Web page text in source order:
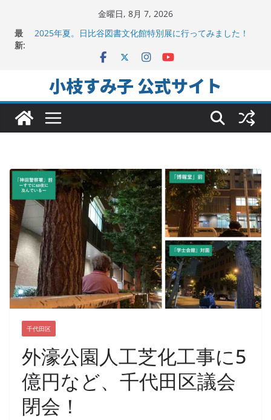
金曜日, 8月 7, 2026
最
新:
地方議会の「会派」って、なんだろう？！
2025年夏。日比谷図書文化館特別展に行ってみました！
ちよだの声ニュース No,9発信しました！
千代田区社会福祉協議会アキバ分室「食と居場所の学習
会」に参加
ヒートアイランド緩和のキーワードは「水と緑と風」
小枝すみ子 公式サイト
千代田区
外濠公園人工芝化工事に5
億円など、千代田区議会
閉会！